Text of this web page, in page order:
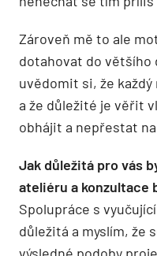
Zároveň mě to ale
dotahovat do většího
uvědomit si, že
a že důležité je věřit
obhájit a nepřestat
Jak důležitá pro vás
ateliéru a konzultace
Spolupráce s
důležitá a myslím, že